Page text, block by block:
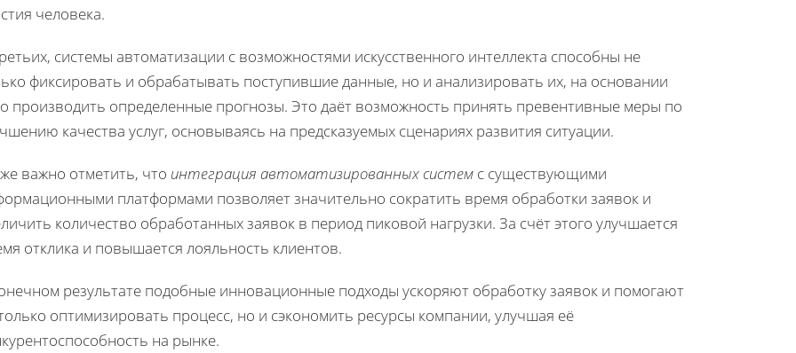
человека.
системы автоматизации с возможностями искусственного интеллекта способны не
фиксировать и обрабатывать поступившие данные, но и анализировать их, на основании
производить определенные прогнозы. Это даёт возможность принять превентивные меры по
качества услуг, основываясь на предсказуемых сценариях развития ситуации.
важно отметить, что интеграция автоматизированных систем с существующими
платформами позволяет значительно сократить время обработки заявок и
количество обработанных заявок в период пиковой нагрузки. За счёт этого улучшается
отклика и повышается лояльность клиентов.
результате подобные инновационные подходы ускоряют обработку заявок и помогают
оптимизировать процесс, но и сэкономить ресурсы компании, улучшая её
на рынке.